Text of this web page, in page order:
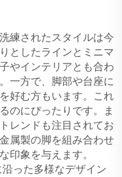
練されたスタイルは今
としたラインとミニマ
やインテリアとも合わ
一方で、脚部や台座に
好む方もいます。これ
のにぴったりです。ま
レンドも注目されてお
属製の脚を組み合わせ
印象を与えます。
った多様なデザイン